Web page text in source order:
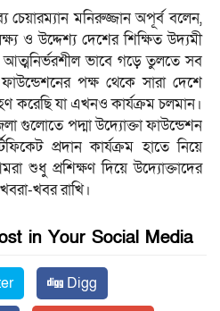
চেয়ারম্যান মনিরুজ্জান অপূর্ব বলেন,
ও উদ্দেশ্য দেশের শিক্ষিত উদ্যমী
ভাবে গড়ে তুলতে সব
পক্ষ থেকে সারা দেশে
করেছি যা এখনও কার্যক্রম চলমান।
গুলোতে পদ্মা উদ্যোক্তা ফাউন্ডেশন
প্রদান কার্যক্রম হাতে নিয়ে
শুধু প্রশিক্ষণ দিয়ে উদ্যোক্তাদের
খবর রাখি।
in Your Social Media
Digg